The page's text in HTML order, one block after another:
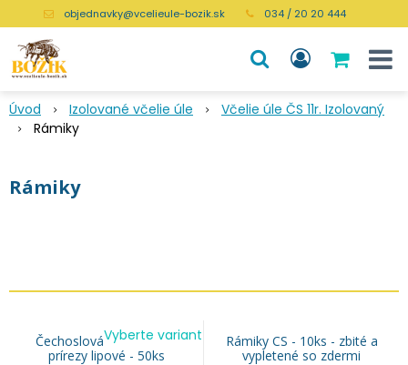
objednavky@vcelieule-bozik.sk 034 / 20 20 444
Úvod Izolované včelie úle
Včelie úle ČS 11r. Izolovaný
Rámiky
Rámiky
Čechoslovák - rámikové
prírezy lipové - 50ks
Vyberte variant
Rámiky CS - 10ks - zbité a
vypletené so zdermi